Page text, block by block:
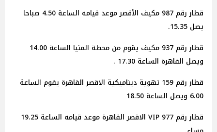
قطار رقم 987 مكيف الأقصر موعد قيامه الساعة 4.50 صباحا
يصل 15.35.
قطار رقم 937 مكيف يقوم من محطة المنيا الساعة 14.00
ويصل القاهرة الساعة 17.30 .
قطار رقم 159 تهوية ديناميكية الاقصر القاهرة يقوم الساعة
6.00 ويصل الساعة 18.50
قطار رقم 977 VIP الاقصر القاهرة موعد قيامه الساعة 19.25